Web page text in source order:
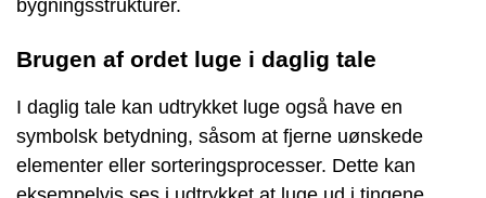
bygningsstrukturer.
Brugen af ordet luge i daglig tale
I daglig tale kan udtrykket luge også have en
symbolsk betydning, såsom at fjerne uønskede
elementer eller sorteringsprocesser. Dette kan